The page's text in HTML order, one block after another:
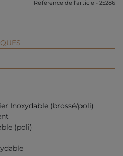
Référence de l'article - 25286
Inoxydable (brossé/poli)
(poli)